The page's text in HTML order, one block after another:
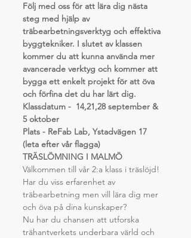
Följ med oss för att lära dig nästa
steg med hjälp av
träbearbetningsverktyg och effektiva
byggtekniker. I slutet av klassen
kommer du att kunna använda mer
avancerade verktyg och kommer att
bygga ett enkelt projekt för att öva
och förfina det du har lärt dig.
Klassdatum -  14,21,28 september &
5 oktober
Plats - ReFab Lab, Ystadvägen 17
(leta efter vår flagga)
TRÄSLÖMNING I MALMÖ
Välkommen till vår 2:a klass i träslöjd!
Har du viss erfarenhet av
träbearbetning men vill lära dig mer
och öva på dina kunskaper?
Nu har du chansen att utforska
trähantverkets underbara värld och